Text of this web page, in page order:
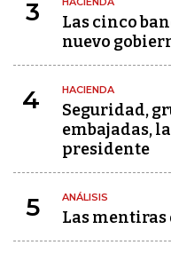
3
Las cinco
nuevo
4 HACIENDA
Seguridad,
embajadas,
presidente
5 ANÁLISIS
Las mentiras